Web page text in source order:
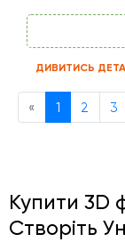
ДИВИТИСЬ
« Previous
1 2 3
Купити 3D
Створіть